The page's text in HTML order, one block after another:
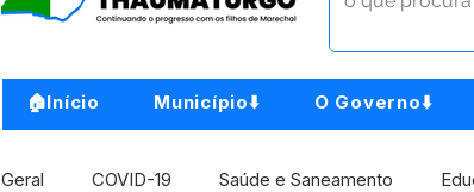
🏠Início Município⬇️ O Governo⬇️
Geral COVID-19 Saúde e Saneamento